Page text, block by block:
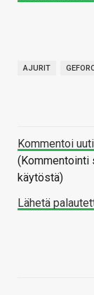
AJURIT
Kommentoi
käytöstä)
Lähetä